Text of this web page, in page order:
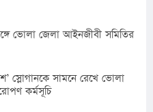
সঙ্গে ভোলা জেলা আইনজীবী সমিতির
স্লোগানকে সামনে রেখে ভোলা
কর্মসূচি